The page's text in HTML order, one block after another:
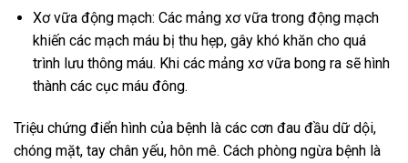
Xơ vữa động mạch: Các mảng xơ vữa trong động mạch
khiến các mạch máu bị thu hẹp, gây khó khăn cho quá
trình lưu thông máu. Khi các mảng xơ vữa bong ra sẽ hình
thành các cục máu đông.
Triệu chứng điển hình của bệnh là các cơn đau đầu dữ dội,
chóng mặt, tay chân yếu, hôn mê. Cách phòng ngừa bệnh là